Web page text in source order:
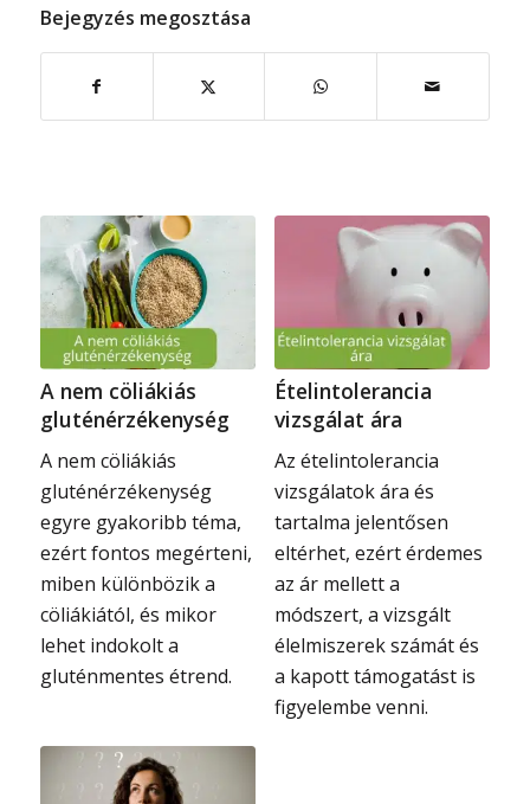
Bejegyzés megosztása
A nem cöliákiás
gluténérzékenység
A nem cöliákiás
gluténérzékenység
egyre gyakoribb téma,
ezért fontos megérteni,
miben különbözik a
cöliákiától, és mikor
lehet indokolt a
gluténmentes étrend.
Ételintolerancia
vizsgálat ára
Az ételintolerancia
vizsgálatok ára és
tartalma jelentősen
eltérhet, ezért érdemes
az ár mellett a
módszert, a vizsgált
élelmiszerek számát és
a kapott támogatást is
figyelembe venni.